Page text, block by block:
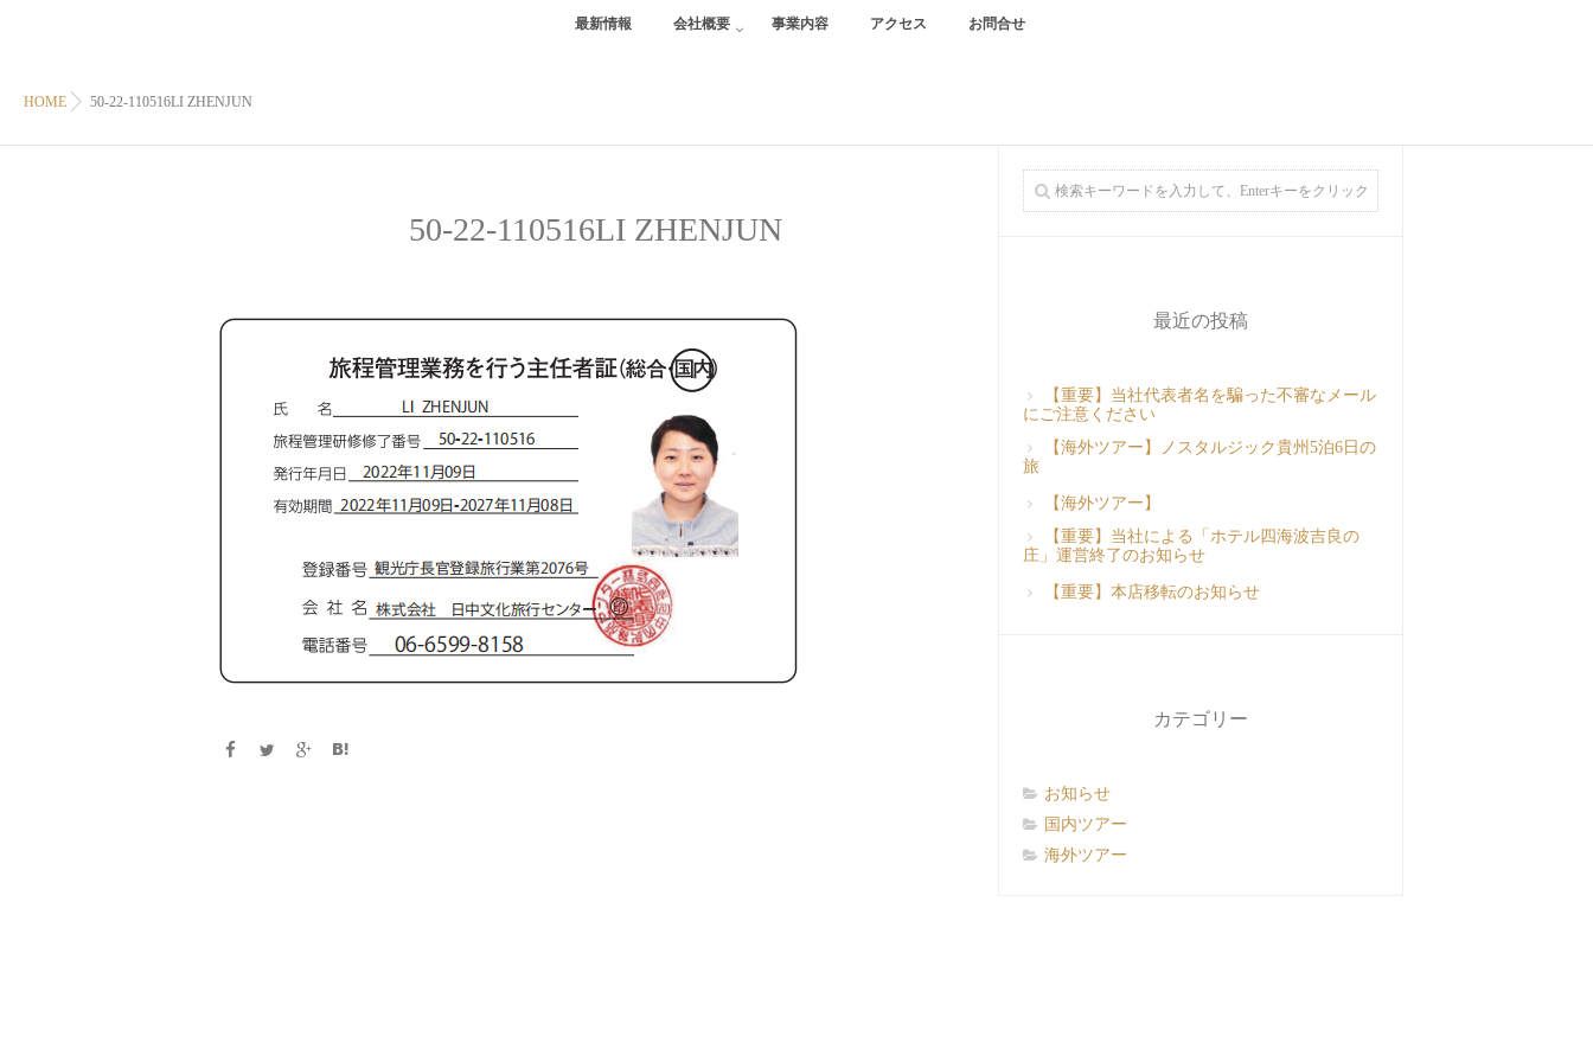
最新情報 会社概要 事業内容 アクセス お問合せ
HOME 50-22-110516LI ZHENJUN
50-22-110516LI ZHENJUN
最近の投稿
【重要】当社代表者名を騙った不審なメール
にご注意ください
【海外ツアー】ノスタルジック貴州5泊6日の
旅
【海外ツアー】
【重要】当社による「ホテル四海波吉良の
庄」運営終了のお知らせ
【重要】本店移転のお知らせ
カテゴリー
お知らせ
国内ツアー
海外ツアー